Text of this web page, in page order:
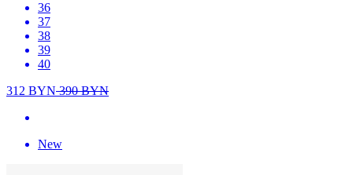
36
37
38
39
40
312 BYN390BYN
New